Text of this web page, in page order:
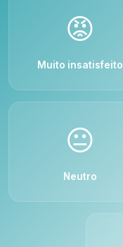
😡
Muito insatisfeito
😐
Neutro